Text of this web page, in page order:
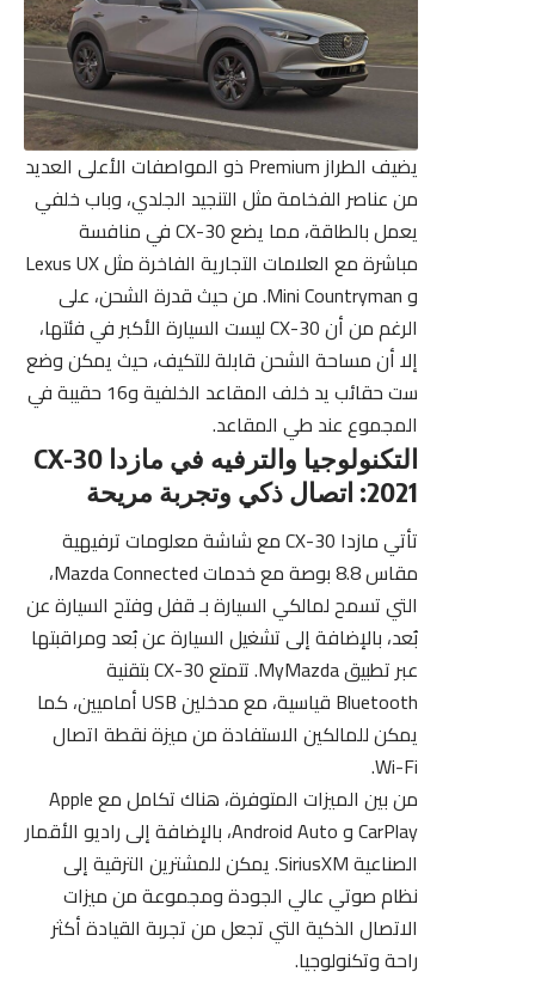
يضيف الطراز Premium ذو المواصفات الأعلى العديد
من عناصر الفخامة مثل التنجيد الجلدي، وباب خلفي
يعمل بالطاقة، مما يضع CX-30 في منافسة
مباشرة مع العلامات التجارية الفاخرة مثل Lexus UX
و Mini Countryman. من حيث قدرة الشحن، على
الرغم من أن CX-30 ليست السيارة الأكبر في فئتها،
إلا أن مساحة الشحن قابلة للتكيف، حيث يمكن وضع
ست حقائب يد خلف المقاعد الخلفية و16 حقيبة في
المجموع عند طي المقاعد.
التكنولوجيا والترفيه في مازدا CX-30
2021: اتصال ذكي وتجربة مريحة
تأتي مازدا CX-30 مع شاشة معلومات ترفيهية
مقاس 8.8 بوصة مع خدمات Mazda Connected،
التي تسمح لمالكي السيارة بـ قفل وفتح السيارة عن
بُعد، بالإضافة إلى تشغيل السيارة عن بُعد ومراقبتها
عبر تطبيق MyMazda. تتمتع CX-30 بتقنية
Bluetooth قياسية، مع مدخلين USB أماميين، كما
يمكن للمالكين الاستفادة من ميزة نقطة اتصال
Wi-Fi.
من بين الميزات المتوفرة، هناك تكامل مع Apple
CarPlay و Android Auto، بالإضافة إلى راديو الأقمار
الصناعية SiriusXM. يمكن للمشترين الترقية إلى
نظام صوتي عالي الجودة ومجموعة من ميزات
الاتصال الذكية التي تجعل من تجربة القيادة أكثر
راحة وتكنولوجيا.